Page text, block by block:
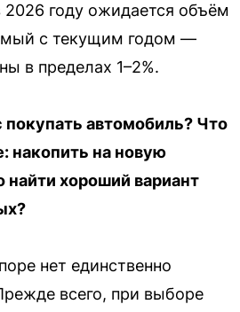
2026 году ожидается объём
с текущим годом —
в пределах 1–2%.
автомобиль? Что
накопить на новую
хороший вариант
нет единственно
всего, при выборе